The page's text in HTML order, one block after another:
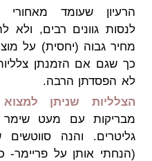
הרעיון שעומד מאחורי
לנסות גוונים רבים, ולא
מחיר גבוה (יחסית) על
כך שגם אם הזמנתן
לא הפסדתן הרבה.
הצלליות שניתן
מבריקות עם מעט שימר
גליטרים. והנה סווטשים
(הנחתי אותן על פריימר-